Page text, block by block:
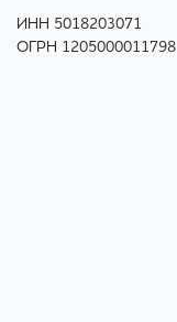
ИНН 5018203071
ОГРН 1205000011798